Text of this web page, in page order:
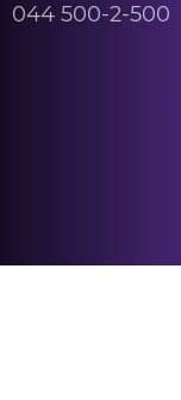
044 500-2-500